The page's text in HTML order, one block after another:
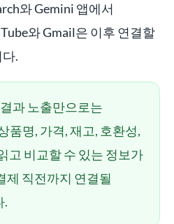
와 Gemini 앱에서
와 Gmail은 이후 연결할
.
과 노출만으로는
품명, 가격, 재고, 호환성,
고 비교할 수 있는 정보가
제 직전까지 연결될
.